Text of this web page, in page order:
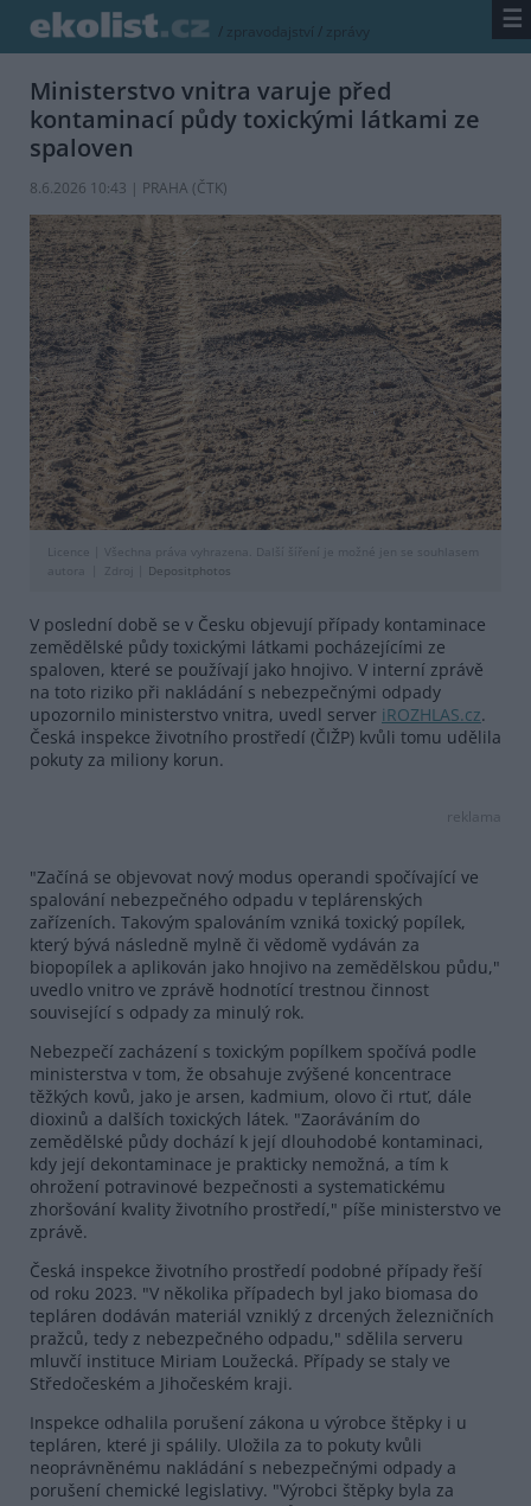
/ zpravodajství / zprávy ☰
Ministerstvo vnitra varuje před
kontaminací půdy toxickými látkami ze
spaloven
8.6.2026 10:43 | PRAHA (ČTK)
Licence |
Všechna práva vyhrazena. Další šíření je možné jen se souhlasem
autora
Zdroj | Depositphotos
V poslední době se v Česku objevují případy kontaminace
zemědělské půdy toxickými látkami pocházejícími ze
spaloven, které se používají jako hnojivo. V interní zprávě
na toto riziko při nakládání s nebezpečnými odpady
upozornilo ministerstvo vnitra, uvedl server iROZHLAS.cz.
Česká inspekce životního prostředí (ČIŽP) kvůli tomu udělila
pokuty za miliony korun.
reklama
"Začíná se objevovat nový modus operandi spočívající ve
spalování nebezpečného odpadu v teplárenských
zařízeních. Takovým spalováním vzniká toxický popílek,
který bývá následně mylně či vědomě vydáván za
biopopílek a aplikován jako hnojivo na zemědělskou půdu,"
uvedlo vnitro ve zprávě hodnotící trestnou činnost
související s odpady za minulý rok.
Nebezpečí zacházení s toxickým popílkem spočívá podle
ministerstva v tom, že obsahuje zvýšené koncentrace
těžkých kovů, jako je arsen, kadmium, olovo či rtuť, dále
dioxinů a dalších toxických látek. "Zaoráváním do
zemědělské půdy dochází k její dlouhodobé kontaminaci,
kdy její dekontaminace je prakticky nemožná, a tím k
ohrožení potravinové bezpečnosti a systematickému
zhoršování kvality životního prostředí," píše ministerstvo ve
zprávě.
Česká inspekce životního prostředí podobné případy řeší
od roku 2023. "V několika případech byl jako biomasa do
tepláren dodáván materiál vzniklý z drcených železničních
pražců, tedy z nebezpečného odpadu," sdělila serveru
mluvčí instituce Miriam Loužecká. Případy se staly ve
Středočeském a Jihočeském kraji.
Inspekce odhalila porušení zákona u výrobce štěpky i u
tepláren, které ji spálily. Uložila za to pokuty kvůli
neoprávněnému nakládání s nebezpečnými odpady a
porušení chemické legislativy. "Výrobci štěpky byla za